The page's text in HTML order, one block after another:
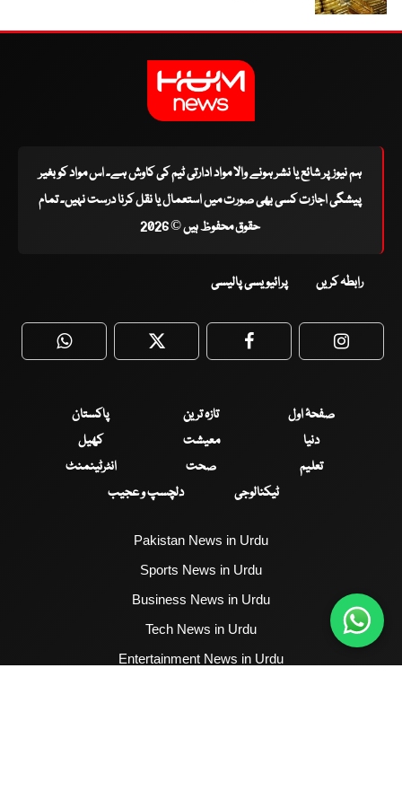
ہم نیوز پر شائع یا نشر ہونے والا مواد ادارتی ٹیم کی کاوش ہے۔ اس مواد کو بغیر
پیشگی اجازت کسی بھی صورت میں استعمال یا نقل کرنا درست نہیں۔ تمام
حقوق محفوظ ہیں © 2026
رابطہ کریں پرائیویسی پالیسی
WhatsApp Twitter Facebook
صفحۂ اول تازہ ترین
پاکستان
دنیا
معیشت
کھیل
تعلیم
صحت
انٹرٹینمنٹ
ٹیکنالوجی
دلچسپ و عجیب
Pakistan News in Urdu
Sports News in Urdu
Business News in Urdu
Tech News in Urdu
Entertainment News in Urdu